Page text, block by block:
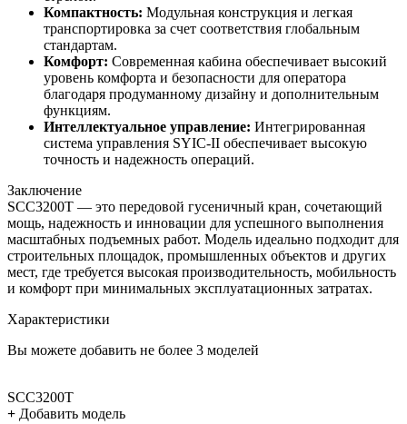
Компактность: Модульная конструкция и легкая
транспортировка за счет соответствия глобальным
стандартам.
Комфорт: Современная кабина обеспечивает высокий
уровень комфорта и безопасности для оператора
благодаря продуманному дизайну и дополнительным
функциям.
Интеллектуальное управление: Интегрированная
система управления SYIC-II обеспечивает высокую
точность и надежность операций.
Заключение
SCC3200T — это передовой гусеничный кран, сочетающий
мощь, надежность и инновации для успешного выполнения
масштабных подъемных работ. Модель идеально подходит для
строительных площадок, промышленных объектов и других
мест, где требуется высокая производительность, мобильность
и комфорт при минимальных эксплуатационных затратах.
Характеристики
Вы можете добавить не более 3 моделей
SCC3200T
+ Добавить модель